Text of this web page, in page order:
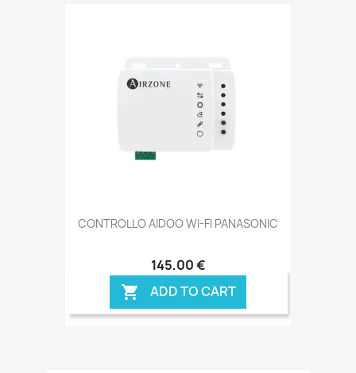
CONTROLLO AIDOO WI-FI PANASONIC
145,00 €
 ADD TO CART